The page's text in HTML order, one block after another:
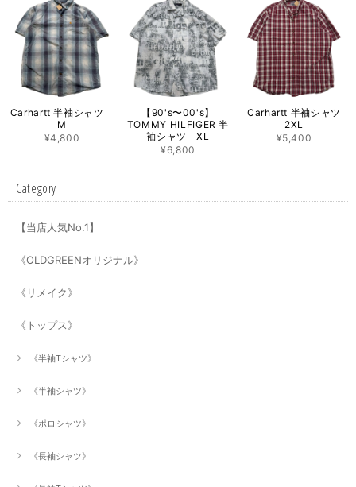
Carhartt 半袖シャツ
M
¥4,800
【90's〜00's】
TOMMY HILFIGER 半
袖シャツ XL
¥6,800
Carhartt 半袖シャツ
2XL
¥5,400
Category
【当店人気No.1】
《OLDGREENオリジナル》
《リメイク》
《トップス》
《半袖Tシャツ》
《半袖シャツ》
《ポロシャツ》
《長袖シャツ》